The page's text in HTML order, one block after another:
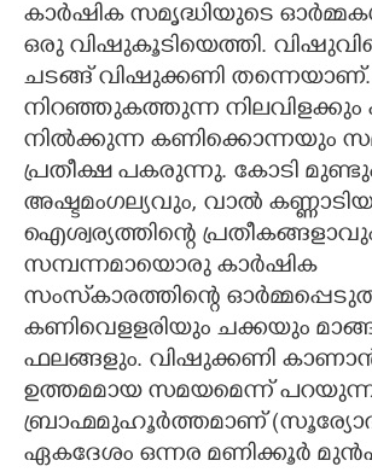
CARTOONS
LITERATURE
ZOOM
CONTACT US
കാർഷിക സമൃദ്ധിയുടെ
ഒരു വിഷുകൂടിയെത്തി.
ചടങ്ങ് വിഷുക്കണി തന്നെയാണ്.
നിറഞ്ഞുകത്തുന്ന
നിൽക്കുന്ന കണിക്കൊന്നയും
പ്രതീക്ഷ പകരുന്നു. കോടി
അഷ്ടമംഗല്യവും, വാൽ
ഐശ്വര്യത്തിന്റെ
സമ്പന്നമായൊരു കാർഷിക
സംസ്‌കാരത്തിന്റെ
കണിവെളളരിയും ചക്കയും
ഫലങ്ങളും. വിഷുക്കണി
ഉത്തമമായ സമയമെന്ന്
ബ്രാഹ്മമുഹൂർത്തമാണ്
ഏകദേശം ഒന്നര മണിക്കൂർ